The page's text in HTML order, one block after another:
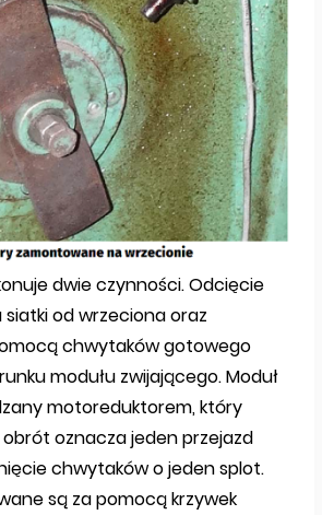
dwie czynności. Odcięcie
od wrzeciona oraz
chwytaków gotowego
modułu zwijającego. Moduł
motoreduktorem, który
oznacza jeden przejazd
chwytaków o jeden splot.
są za pomocą krzywek